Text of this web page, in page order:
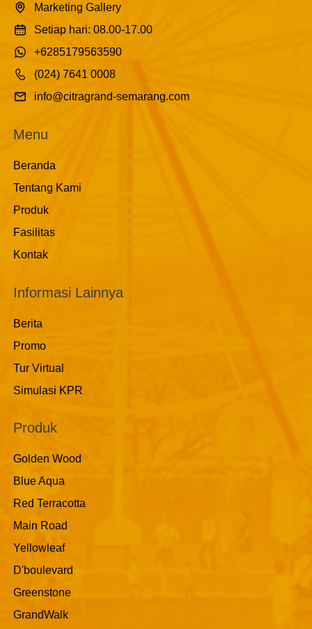
Marketing Gallery
Setiap hari: 08.00-17.00
+6285179563590
(024) 7641 0008
info@citragrand-semarang.com
Menu
Beranda
Tentang Kami
Produk
Fasilitas
Kontak
Informasi Lainnya
Berita
Promo
Tur Virtual
Simulasi KPR
Produk
Golden Wood
Blue Aqua
Red Terracotta
Main Road
Yellowleaf
D'boulevard
Greenstone
GrandWalk